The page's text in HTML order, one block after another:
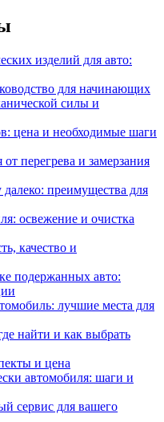
изделий для авто:
для начинающих
силы и
цена и необходимые шаги
перегрева и замерзания
преимущества для
освежение и очистка
качество и
подержанных авто:
лучшие места для
найти и как выбрать
и цена
автомобиля: шаги и
сервис для вашего